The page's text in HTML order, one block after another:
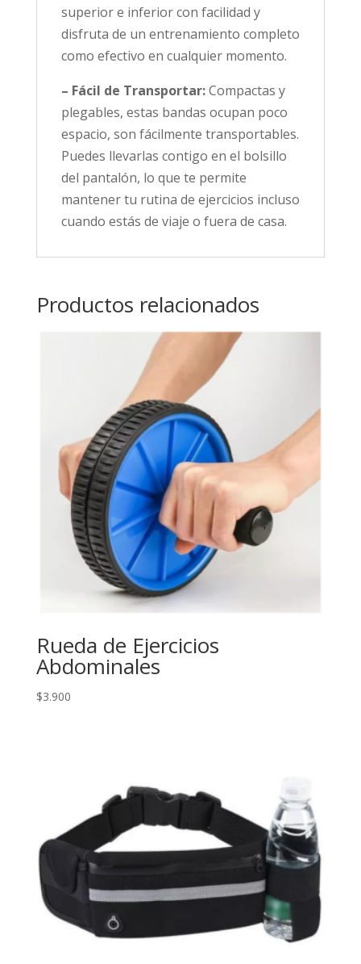
superior e inferior con facilidad y
disfruta de un entrenamiento completo
como efectivo en cualquier momento.
– Fácil de Transportar:Compactas y
plegables, estas bandas ocupan poco
espacio, son fácilmente transportables.
Puedes llevarlas contigo en el bolsillo
del pantalón, lo que te permite
mantener tu rutina de ejercicios incluso
cuando estás de viaje o fuera de casa.
Productos relacionados
Rueda de Ejercicios
Abdominales
$3.900